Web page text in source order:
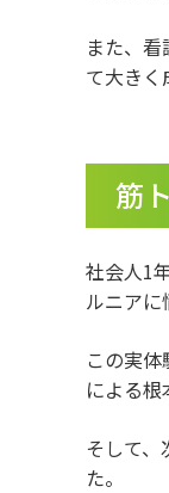
また、
て大きく
筋
社会人1
ルニアに
この実
による根
そして
た。